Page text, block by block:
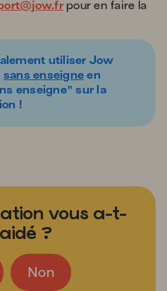
pour en faire la
utiliser Jow
sans enseigne en
enseigne" sur la
!
vous a-t-
?
Non